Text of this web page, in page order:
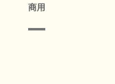
商用